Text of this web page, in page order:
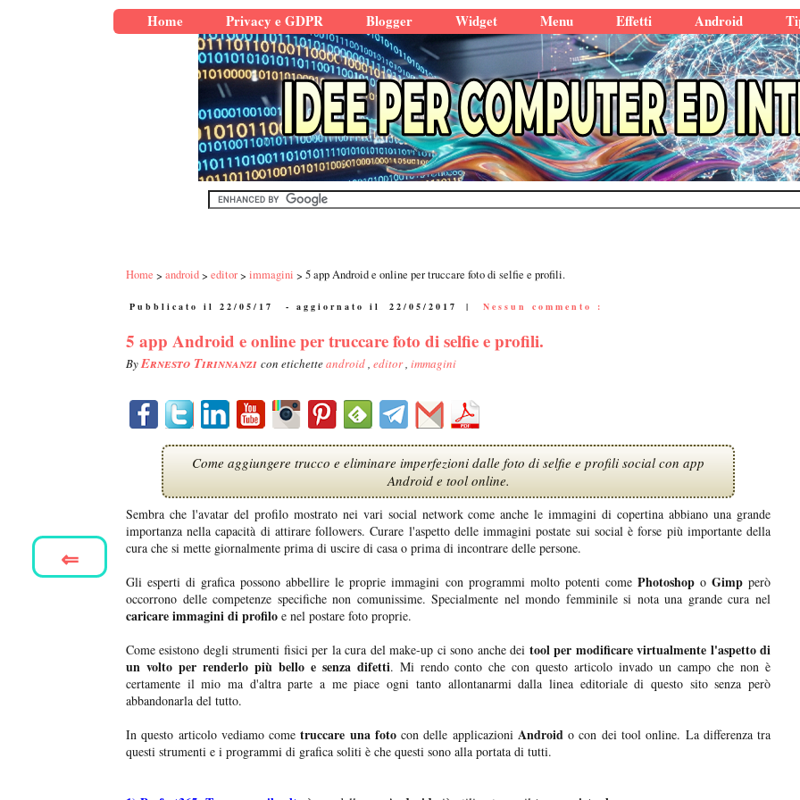
Home Privacy e GDPR Blogger Widget Menu Effetti Android
Home android editor immagini 5 app Android e online per truccare foto di selfie e profili.
Pubblicato il 22/05/17 - aggiornato il 22/05/2017 | Nessun commento :
5 app Android e online per truccare foto di selfie e profili.
ByErnesto Tirinnanzi con etichetteandroid, editor, immagini
Come aggiungere trucco e eliminare imperfezioni dalle foto di selfie e profili social con app
Android e tool online.
Sembra che l'avatar del profilo mostrato nei vari social network come anche le immagini di copertina abbiano una grande
importanza nella capacità di attirare followers. Curare l'aspetto delle immagini postate sui social è forse più importante della
cura che si mette giornalmente prima di uscire di casa o prima di incontrare delle persone.
Gli esperti di grafica possono abbellire le proprie immagini con programmi molto potenti come PhotoshopoGimpperò
occorrono delle competenze specifiche non comunissime. Specialmente nel mondo femminile si nota una grande cura nel
caricare immagini di profilo e nel postare foto proprie.
Come esistono degli strumenti fisici per la cura del make-up ci sono anche dei tool per modificare virtualmente l'aspetto di
un volto per renderlo più bello e senza difetti. Mi rendo conto che con questo articolo invado un campo che non è
certamente il mio ma d'altra parte a me piace ogni tanto allontanarmi dalla linea editoriale di questo sito senza però
abbandonarla del tutto.
In questo articolo vediamo come truccare una fotocon delle applicazioniAndroido con dei tool online. La differenza tra
questi strumenti e i programmi di grafica soliti è che questi sono alla portata di tutti.
⇐